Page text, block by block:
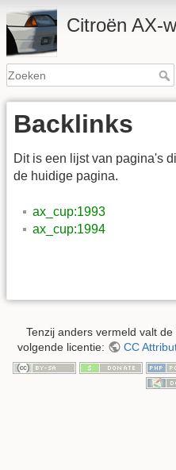
Citroën AX-
Backlinks
Dit is een lijst van pagina's
de huidige pagina.
ax_cup:1993
ax_cup:1994
Tenzij anders vermeld valt
volgende licentie:
CC